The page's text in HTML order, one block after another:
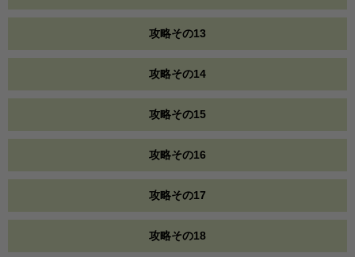
攻略その13
攻略その14
攻略その15
攻略その16
攻略その17
攻略その18